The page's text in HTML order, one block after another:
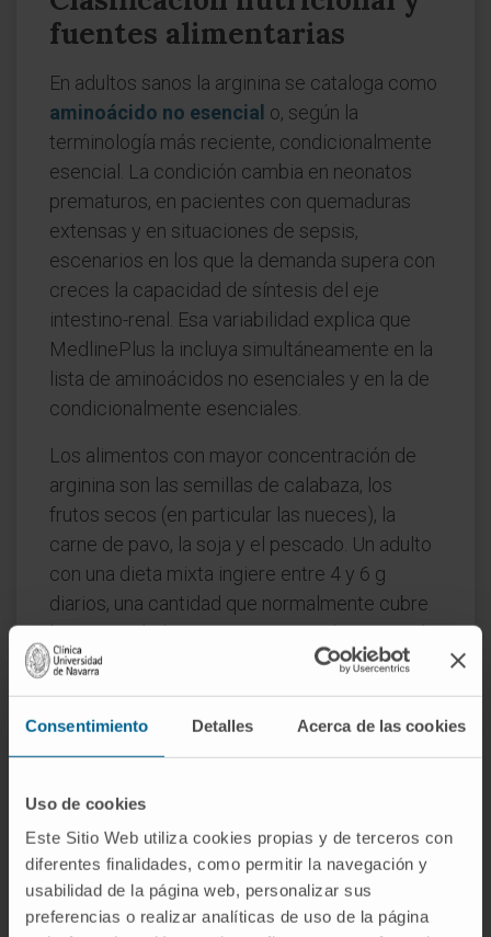
Consentimiento Detalles Acerca de las cookies
Uso de cookies
Este Sitio Web utiliza cookies propias y de terceros con
diferentes finalidades, como permitir la navegación y
usabilidad de la página web, personalizar sus
preferencias o realizar analíticas de uso de la página
fuentes alimentarias
En adultos sanos la arginina se cataloga como
aminoácido no esencial o, según la
terminología más reciente, condicionalmente
esencial. La condición cambia en neonatos
prematuros, en pacientes con quemaduras
extensas y en situaciones de sepsis,
escenarios en los que la demanda supera con
creces la capacidad de síntesis del eje
intestino-renal. Esa variabilidad explica que
MedlinePlus la incluya simultáneamente en la
lista de aminoácidos no esenciales y en la de
condicionalmente esenciales.
Los alimentos con mayor concentración de
arginina son las semillas de calabaza, los
frutos secos (en particular las nueces), la
carne de pavo, la soja y el pescado. Un adulto
con una dieta mixta ingiere entre 4 y 6 g
diarios, una cantidad que normalmente cubre
las necesidades sin recurrir a suplementación.
Preguntas frecuentes
¿De dónde viene el nombre
"arginina"?
Del latínargentum
Schulze la aisló en 1886, la primera forma
cristalina que obtuvo fue una sal argéntica: de
ahí el nombre. La conexión con la plata es
puramente histórica y no tiene nada que ver